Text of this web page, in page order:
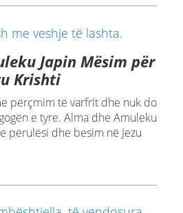
Japin Mësim për
Krishti
përçmim të varfrit dhe nuk do
e tyre. Alma dhe Amuleku
përulësi dhe besim në Jezu